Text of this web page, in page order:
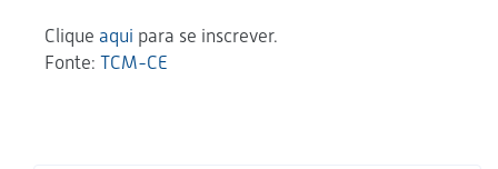
Clique aqui para se inscrever.
Fonte: TCM-CE